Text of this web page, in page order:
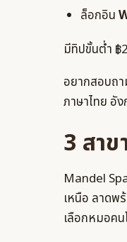
ล็อกอิน
มีทิปขั้นต่ำ ฿
อยากสอบถ
ภาษาไทย อั
3 สาข
Mandel
เหนือ ลาดพ
เลือกหมอคน